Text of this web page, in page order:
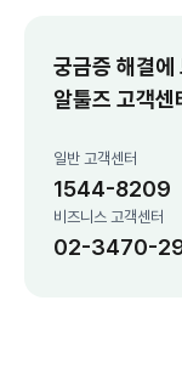
궁금증 해결에
알툴즈 고객센
일반 고객센터
1544-8209
비즈니스 고객센터
02-3470-